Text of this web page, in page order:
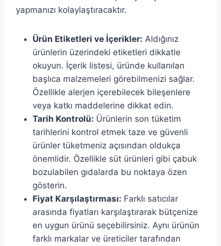
yapmanızı kolaylaştıracaktır.
Ürün Etiketleri ve İçerikler: Aldığınız
ürünlerin üzerindeki etiketleri dikkatle
okuyun. İçerik listesi, üründe kullanılan
başlıca malzemeleri görebilmenizi sağlar.
Özellikle alerjen içerebilecek bileşenlere
veya katkı maddelerine dikkat edin.
Tarih Kontrolü: Ürünlerin son tüketim
tarihlerini kontrol etmek taze ve güvenli
ürünler tüketmeniz açısından oldukça
önemlidir. Özellikle süt ürünleri gibi çabuk
bozulabilen gıdalarda bu noktaya özen
gösterin.
Fiyat Karşılaştırması: Farklı satıcılar
arasında fiyatları karşılaştırarak bütçenize
en uygun ürünü seçebilirsiniz. Aynı ürünün
farklı markalar ve üreticiler tarafından